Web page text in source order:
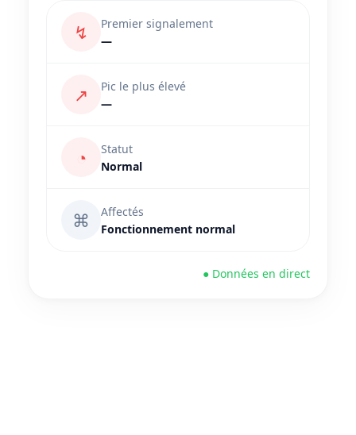
↯
Premier signalement
—
↗
Pic le plus élevé
—
◔
Statut
Normal
⌘
Affectés
Fonctionnement normal
● Données en direct